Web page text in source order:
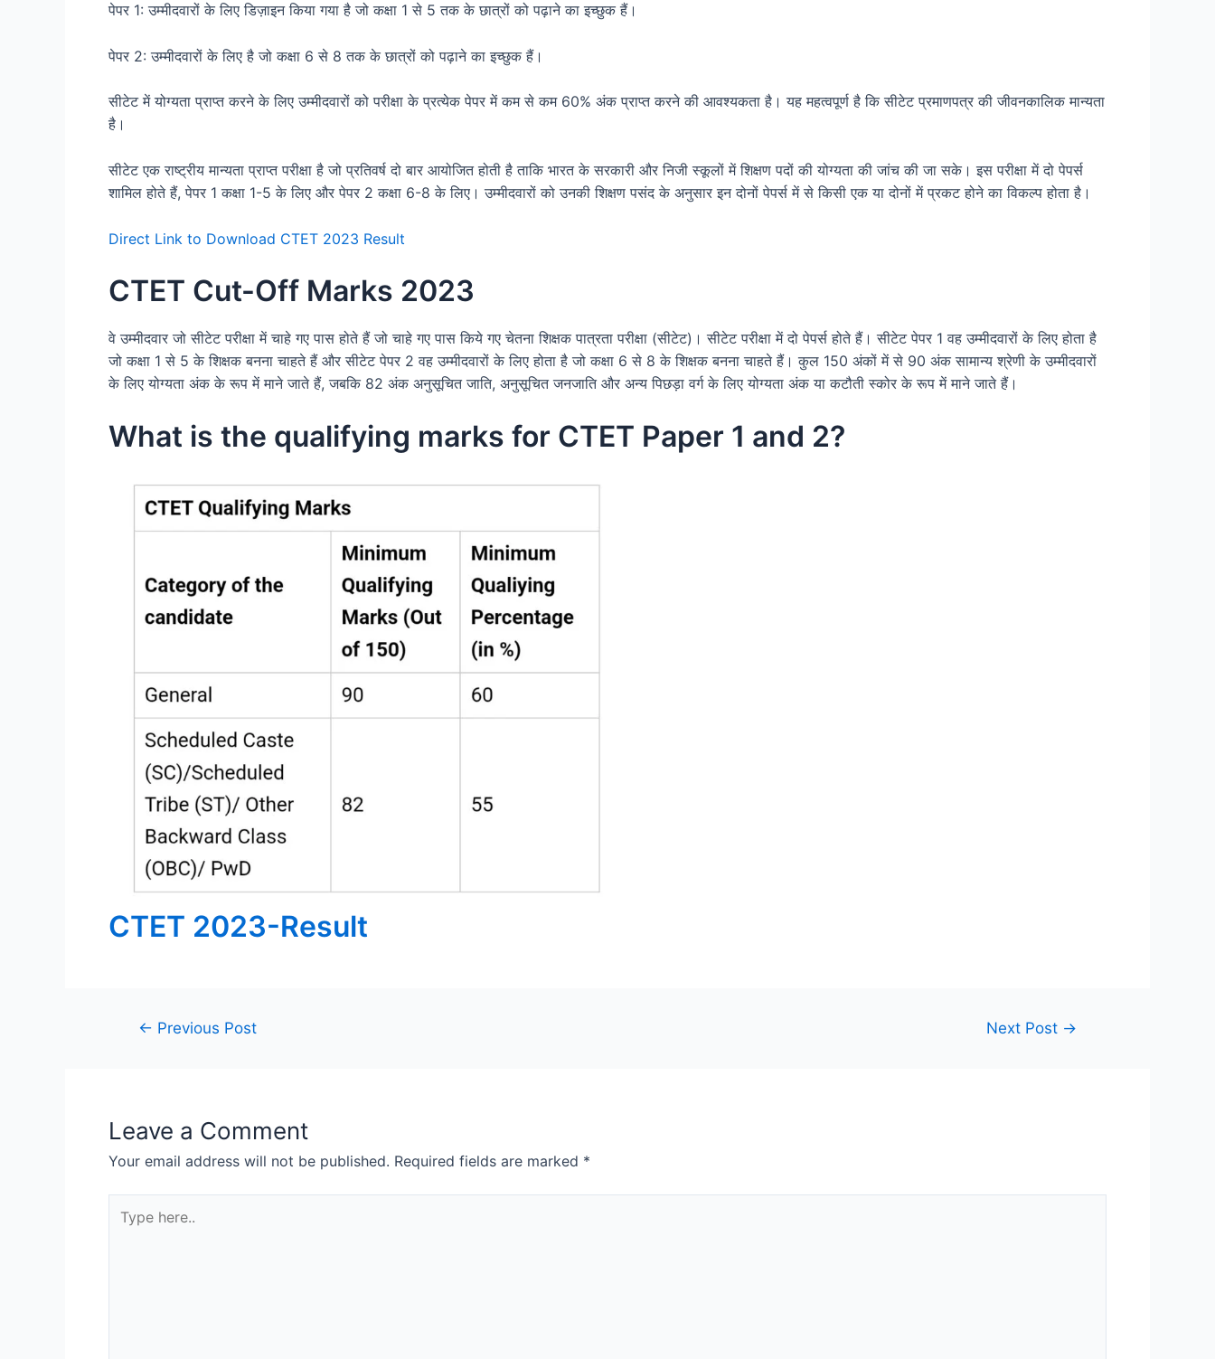
पेपर 1: उम्मीदवारों के लिए डिज़ाइन किया गया है जो कक्षा 1 से 5 तक के छात्रों को पढ़ाने का इच्छुक हैं।
पेपर 2: उम्मीदवारों के लिए है जो कक्षा 6 से 8 तक के छात्रों को पढ़ाने का इच्छुक हैं।
सीटेट में योग्यता प्राप्त करने के लिए उम्मीदवारों को परीक्षा के प्रत्येक पेपर में कम से कम 60% अंक प्राप्त करने की आवश्यकता है। यह महत्वपूर्ण है कि सीटेट प्रमाणपत्र की जीवनकालिक मान्यता
है।
सीटेट एक राष्ट्रीय मान्यता प्राप्त परीक्षा है जो प्रतिवर्ष दो बार आयोजित होती है ताकि भारत के सरकारी और निजी स्कूलों में शिक्षण पदों की योग्यता की जांच की जा सके। इस परीक्षा में दो पेपर्स
शामिल होते हैं, पेपर 1 कक्षा 1-5 के लिए और पेपर 2 कक्षा 6-8 के लिए। उम्मीदवारों को उनकी शिक्षण पसंद के अनुसार इन दोनों पेपर्स में से किसी एक या दोनों में प्रकट होने का विकल्प होता है।
Direct Link to Download CTET 2023 Result
CTET Cut-Off Marks 2023
वे उम्मीदवार जो सीटेट परीक्षा में चाहे गए पास होते हैं जो चाहे गए पास किये गए चेतना शिक्षक पात्रता परीक्षा (सीटेट)। सीटेट परीक्षा में दो पेपर्स होते हैं। सीटेट पेपर 1 वह उम्मीदवारों के लिए होता है
जो कक्षा 1 से 5 के शिक्षक बनना चाहते हैं और सीटेट पेपर 2 वह उम्मीदवारों के लिए होता है जो कक्षा 6 से 8 के शिक्षक बनना चाहते हैं। कुल 150 अंकों में से 90 अंक सामान्य श्रेणी के उम्मीदवारों
के लिए योग्यता अंक के रूप में माने जाते हैं, जबकि 82 अंक अनुसूचित जाति, अनुसूचित जनजाति और अन्य पिछड़ा वर्ग के लिए योग्यता अंक या कटौती स्कोर के रूप में माने जाते हैं।
What is the qualifying marks for CTET Paper 1 and 2?
CTET 2023-Result
← Previous Post Next Post →
Leave a Comment
Your email address will not be published. Required fields are marked *
here..